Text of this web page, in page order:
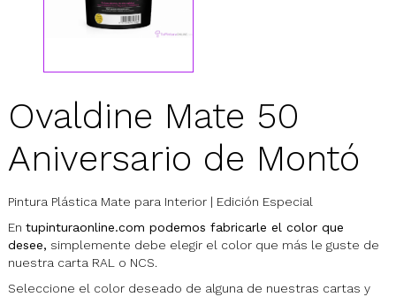
Ovaldine Mate 50
Aniversario de Montó
Pintura Plástica Mate para Interior | Edición Especial
En tupinturaonline.com podemos fabricarle el color que
desee, simplemente debe elegir el color que más le guste de
nuestra carta RAL o NCS.
Seleccione el color deseado de alguna de nuestras cartas y